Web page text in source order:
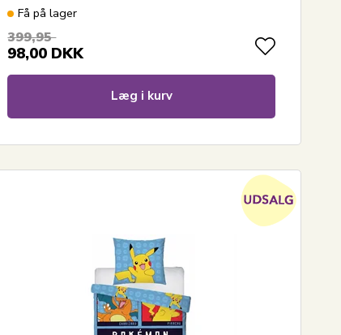
Få på lager
399,95
98,00 DKK
Læg i kurv